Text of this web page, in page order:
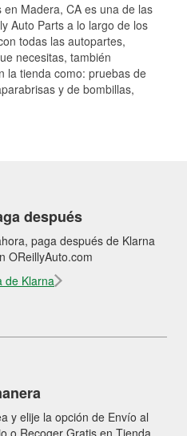
en Madera, CA es una de las
Auto Parts a lo largo de los
todas las autopartes,
necesitas, también
la tienda como: pruebas de
y de bombillas,
después
paga después de Klarna
OReillyAuto.com
de Klarna
y elije la opción de Envío al
o Recoger Gratis en Tienda.